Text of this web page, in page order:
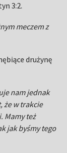
3:2.
meczem z
drużynę
nam jednak
że w trakcie
Mamy też
jak byśmy tego